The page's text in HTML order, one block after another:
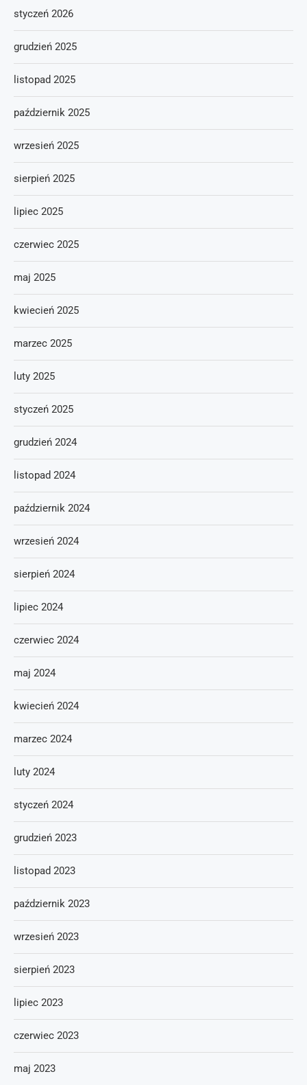
styczeń 2026
grudzień 2025
listopad 2025
październik 2025
wrzesień 2025
sierpień 2025
lipiec 2025
czerwiec 2025
maj 2025
kwiecień 2025
marzec 2025
luty 2025
styczeń 2025
grudzień 2024
listopad 2024
październik 2024
wrzesień 2024
sierpień 2024
lipiec 2024
czerwiec 2024
maj 2024
kwiecień 2024
marzec 2024
luty 2024
styczeń 2024
grudzień 2023
listopad 2023
październik 2023
wrzesień 2023
sierpień 2023
lipiec 2023
czerwiec 2023
maj 2023